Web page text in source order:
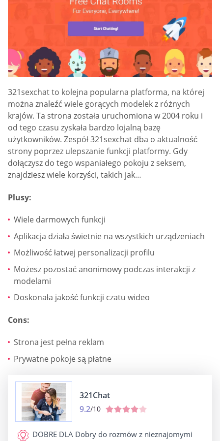
321sexchat to kolejna popularna platforma, na której
można znaleźć wiele gorących modelek z różnych
krajów. Ta strona została uruchomiona w 2004 roku i
od tego czasu zyskała bardzo lojalną bazę
użytkowników. Zespół 321sexchat dba o aktualność
strony poprzez ulepszanie funkcji platformy. Gdy
dołączysz do tego wspaniałego pokoju z seksem,
znajdziesz wiele korzyści, takich jak…
Plusy:
Wiele darmowych funkcji
Aplikacja działa świetnie na wszystkich urządzeniach
Możliwość łatwej personalizacji profilu
Możesz pozostać anonimowy podczas interakcji z
modelami
Doskonała jakość funkcji czatu wideo
Cons:
Strona jest pełna reklam
Prywatne pokoje są płatne
321Chat
9.2/10
DOBRE DLA Dobry do rozmów z nieznajomymi